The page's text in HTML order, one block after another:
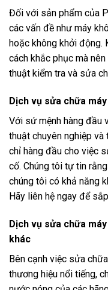
Đối với sản phẩm của
các vấn đề như máy
hoặc không khởi động.
cách khắc phục mà
thuật kiểm tra và sửa
Dịch vụ sửa chữa
Với sứ mệnh hàng đầu
thuật chuyên nghiệp
chỉ hàng đầu cho việc
cố. Chúng tôi tự tin
chúng tôi có khả năng
Hãy liên hệ ngay để
Dịch vụ sửa chữa
khác
Bên cạnh việc sửa
thương hiệu nổi tiếng,